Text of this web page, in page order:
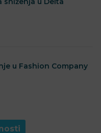
u Fashion Company